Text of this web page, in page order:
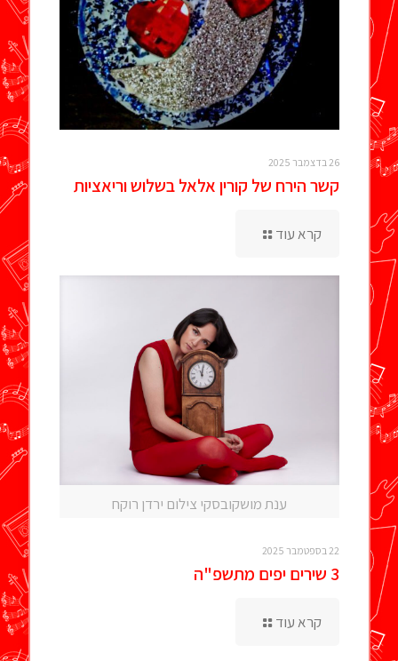
26 בדצמבר 2025
קשר הירח של קורין אלאל בשלוש וריאציות
קרא עוד
ענת מושקובסקי צילום ירדן רוקח
22 בספטמבר 2025
3 שירים יפים מתשפ"ה
קרא עוד